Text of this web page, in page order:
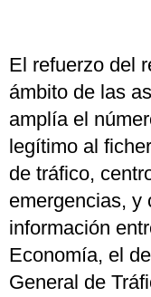
El refuerzo del
ámbito de las
amplía el
legítimo al
de tráfico,
emergencias, y
información
Economía, el
General de